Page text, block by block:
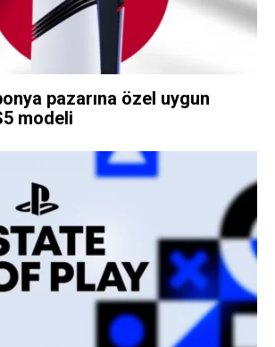
pazarına özel uygun
modeli